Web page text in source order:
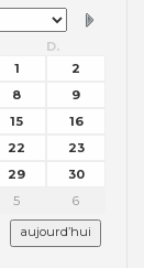
D.
1
2
8
9
15
16
22
23
29
30
5 6
aujourd’hui